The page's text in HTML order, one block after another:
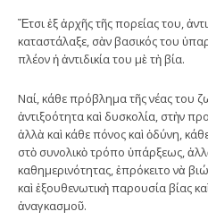
Ἔτσι ἐξ ἀρχῆς τῆς πορείας του,
καταστάλαξε, σὰν βασικός του
πλέον ἡ ἀντιδικία του μὲ τὴ βία.
Ναί, κάθε πρόβλημα τῆς νέας του
ἀντιξοότητα καὶ δυσκολία, στὴν
ἀλλὰ καὶ κάθε πόνος καὶ ὀδύνη,
στὸ συνολικὸ τρόπο ὑπάρξεως,
καθημερινότητας, ἐπρόκειτο νὰ
καὶ ἐξουθενωτικὴ παρουσία βίας
ἀναγκασμοῦ.